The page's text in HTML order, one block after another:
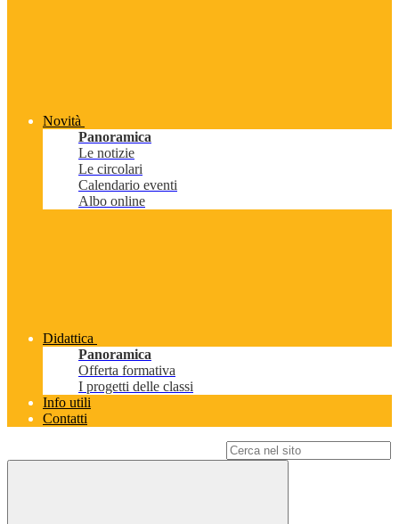
Novità
Panoramica
Le notizie
Le circolari
Calendario eventi
Albo online
Didattica
Panoramica
Offerta formativa
I progetti delle classi
Info utili
Contatti